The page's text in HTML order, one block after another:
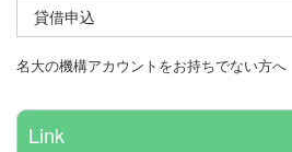
貸借申込
名大の機構アカウントをお持ちでない方へ
Link